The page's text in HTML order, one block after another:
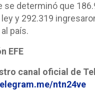
se determinó que
y 292.319
país.
EFE
canal oficial de
ntn24ve